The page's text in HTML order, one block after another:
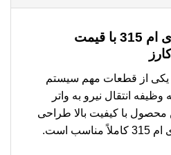
خرید پولکی آب ام وی ام 315 با قیمت
پولکی آب ام وی ام 315 یکی از قطعات مهم سیستم
انتقال نیرو به واتر
محصول با کیفیت بالا طراحی
است.